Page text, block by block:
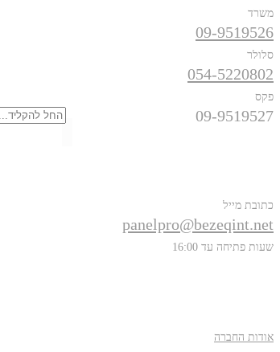
משרד
09-9519526
סלולר
054-5220802
פקס
09-9519527
כתובת מייל
panelpro@bezeqint.net
שעות פתיחה עד 16:00
אודות החברה